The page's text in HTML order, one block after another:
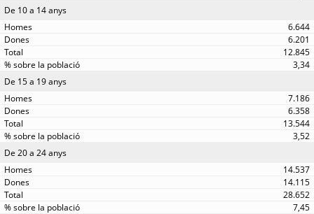
De 10 a 14 anys
6.644
6.201
12.845
3,34
De 15 a 19 anys
7.186
6.358
13.544
3,52
De 20 a 24 anys
14.537
14.115
28.652
7,45